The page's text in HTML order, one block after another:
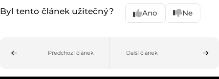
Byl tento článek užitečný? Ano Ne
Předchozí článek Další článek